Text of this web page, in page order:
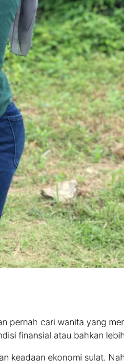
pernah cari wanita yang
finansial atau bahkan
keadaan ekonomi sulat.